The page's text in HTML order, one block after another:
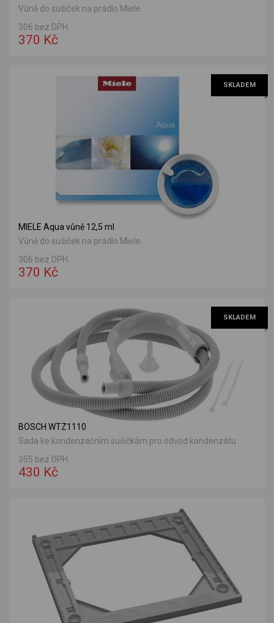
Vůně do sušiček na prádlo Miele.
306 bez DPH
370 Kč
SKLADEM
MIELE Aqua vůně 12,5 ml
Vůně do sušiček na prádlo Miele.
306 bez DPH
370 Kč
SKLADEM
BOSCH WTZ1110
Sada ke kondenzačním sušičkám pro odvod kondenzátu.
355 bez DPH
430 Kč